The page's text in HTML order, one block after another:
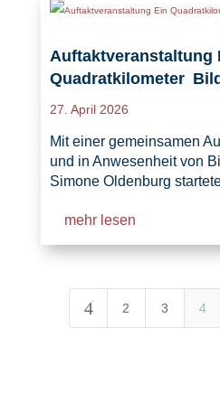
Auftaktveranstaltung
Quadratkilometer
27. April 2026
Mit einer gemeinsamen
und in Anwesenheit von
Simone Oldenburg
mehr lesen
4 2 3 4